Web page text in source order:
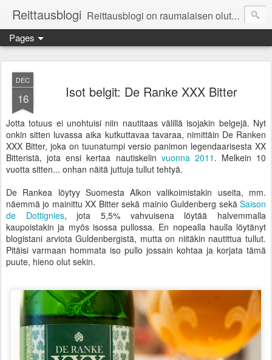
Reittausblogi Reittausblogi on raumalaisen olutharrastajan blogi. Reittaus (rating) tarkoittaa asioiden arvioimista. Reittausblogissa paneudutaan panemisen lopputuotteisiin eli arvioidaan oluita, puolueettomasti.
Pages
DEC
16 Isot belgit: De Ranke XXX Bitter
Jotta totuus ei unohtuisi niin nautitaas välillä isojakin belgejä. Nyt
onkin sitten luvassa aika kutkuttavaa tavaraa, nimittäin De Ranken
XXX Bitter, joka on tuunatumpi versio panimon legendaarisesta XX
Bitteristä, jota ensi kertaa nautiskelin vuonna 2011 . Melkein 10
vuotta sitten... onhan näitä juttuja tullut tehtyä.
De Rankea löytyy Suomesta Alkon valikoimistakin useita, mm.
näemmä jo mainittu XX Bitter sekä mainio Guldenberg sekä Saison
de Dottignies, jota 5,5% vahvuisena löytää halvemmalla
kaupoistakin ja myös isossa pullossa. En nopealla haulla löytänyt
blogistani arviota Guldenbergistä, mutta on niitäkin nautittua tullut.
Pitäisi varmaan hommata iso pullo jossain kohtaa ja korjata tämä
puute, hieno olut sekin.